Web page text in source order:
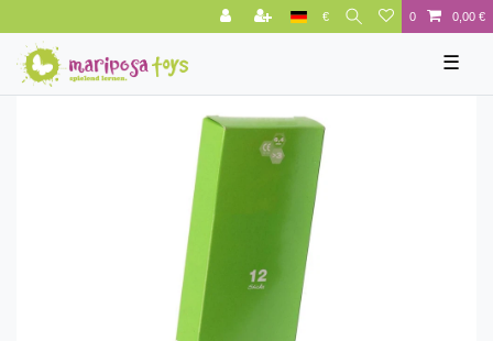
€ 0 0,00 €
☰